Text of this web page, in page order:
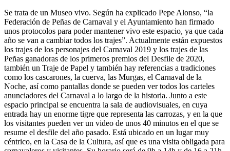
Se trata de un Museo vivo. Según ha explicado Pepe Alonso, “la
Federación de Peñas de Carnaval y el Ayuntamiento han firmado
unos protocolos para poder mantener vivo este espacio, ya que cada
año se van a cambiar todos los trajes”. Actualmente están expuestos
los trajes de los personajes del Carnaval 2019 y los trajes de las
Peñas ganadoras de los primeros premios del Desfile de 2020,
también un Traje de Papel y también hay referencias a tradiciones
como los cascarones, la cuerva, las Murgas, el Carnaval de la
Noche, así como pantallas donde se pueden ver todos los carteles
anunciadores del Carnaval a lo largo de la historia. Junto a este
espacio principal se encuentra la sala de audiovisuales, en cuya
entrada hay un enorme tigre que representa las carrozas, y en la que
los visitantes pueden ver un video de unos 40 minutos en el que se
resume el desfile del año pasado. Está ubicado en un lugar muy
céntrico, en la Casa de la Cultura, así que es una visita obligada para